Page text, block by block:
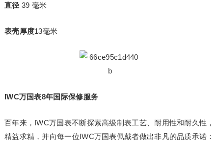
直径 39 毫米
表壳厚度13毫米
IWC万国表8年国际保修服务
百年来，IWC万国表不断探索高级制表工艺、耐用性和耐久性，
精益求精，并向每一位IWC万国表佩戴者做出非凡的品质承诺：